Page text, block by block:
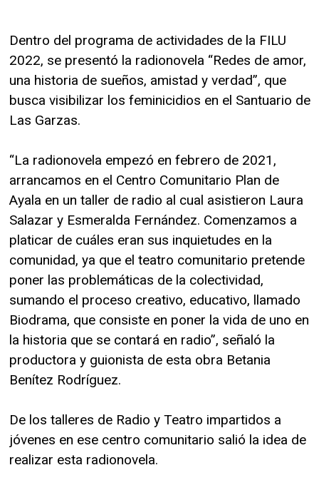
Dentro del programa de actividades de la FILU
2022, se presentó la radionovela “Redes de amor,
una historia de sueños, amistad y verdad”, que
busca visibilizar los feminicidios en el Santuario de
Las Garzas.
“La radionovela empezó en febrero de 2021,
arrancamos en el Centro Comunitario Plan de
Ayala en un taller de radio al cual asistieron Laura
Salazar y Esmeralda Fernández. Comenzamos a
platicar de cuáles eran sus inquietudes en la
comunidad, ya que el teatro comunitario pretende
poner las problemáticas de la colectividad,
sumando el proceso creativo, educativo, llamado
Biodrama, que consiste en poner la vida de uno en
la historia que se contará en radio”, señaló la
productora y guionista de esta obra Betania
Benítez Rodríguez.
De los talleres de Radio y Teatro impartidos a
jóvenes en ese centro comunitario salió la idea de
realizar esta radionovela.